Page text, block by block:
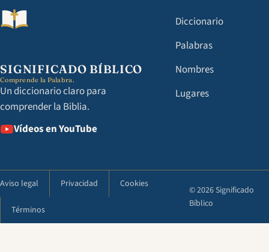
SIGNIFICADO BÍBLICO
Comprende la Palabra.
Un diccionario claro para
comprender la Biblia.
Vídeos en YouTube
Diccionario
Palabras
Nombres
Lugares
Aviso legal Privacidad Cookies
Términos
© 2026 Significado
Bíblico